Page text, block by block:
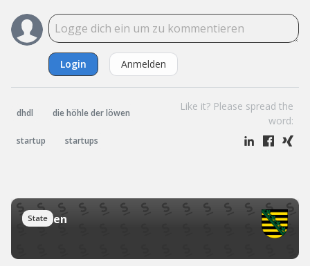
Login Anmelden
dhdl die höhle der löwen
startup startups
Like it? Please spread the
word:
State
Sachsen